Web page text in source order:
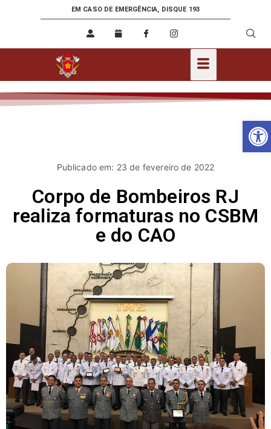
EM CASO DE EMERGÊNCIA, DISQUE 193
Publicado em: 23 de fevereiro de 2022
Corpo de Bombeiros RJ
realiza formaturas no CSBM
e do CAO